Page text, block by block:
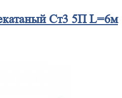
Ст3 5П L=6м